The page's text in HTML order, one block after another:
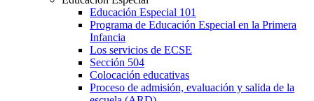
Educación Especial 101
Programa de Educación Especial en la Primera
Infancia
Los servicios de ECSE
Sección 504
Colocación educativas
Proceso de admisión, evaluación y salida de la